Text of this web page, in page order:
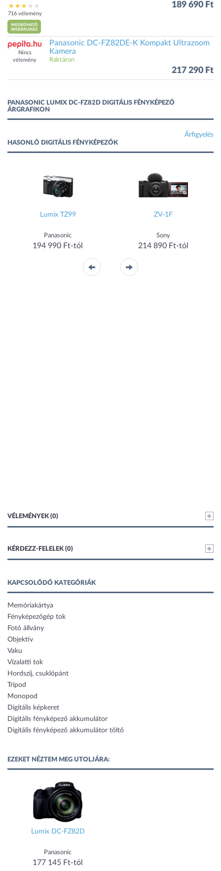
716 vélemény
189 690 Ft
Nincs
vélemény
Panasonic DC-FZ82DE-K Kompakt Ultrazoom
Kamera
Raktáron
217 290 Ft
PANASONIC LUMIX DC-FZ82D DIGITÁLIS FÉNYKÉPEZŐ
ÁRGRAFIKON
Árfigyelés
HASONLÓ DIGITÁLIS FÉNYKÉPEZŐK
Lumix TZ99
Panasonic
194 990 Ft-tól
ZV-1F
Sony
214 890 Ft-tól
VÉLEMÉNYEK (0)
KÉRDEZZ-FELELEK (0)
KAPCSOLÓDÓ KATEGÓRIÁK
Memóriakártya
Fényképezőgép tok
Fotó állvány
Objektív
Vaku
Vízalatti tok
Hordszíj, csuklópánt
Tripod
Monopod
Digitális képkeret
Digitális fényképező akkumulátor
Digitális fényképező akkumulátor töltő
EZEKET NÉZTEM MEG UTOLJÁRA:
Lumix DC-FZ82D
Panasonic
177 145 Ft-tól